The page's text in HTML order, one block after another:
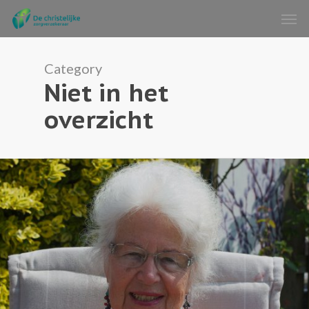
Category
Niet in het
overzicht